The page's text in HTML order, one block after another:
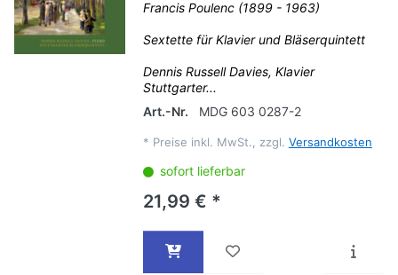
Francis Poulenc (1899 - 1963)
Sextette für Klavier und Bläserquintett
Dennis Russell Davies, Klavier
Stuttgarter...
Art.-Nr.
MDG 603 0287-2
* Preise inkl. MwSt., zzgl. Versandkosten
sofort lieferbar
21,99 € *